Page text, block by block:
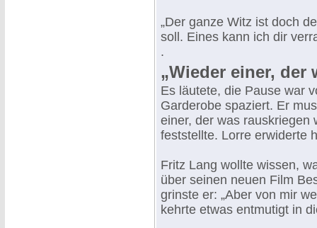
„Der ganze Witz ist doch
soll. Eines kann ich dir
.
„Wieder einer,
Es läutete, die Pause war
Garderobe spaziert. Er
einer, der was rauskriegen
feststellte. Lorre erwiderte
Fritz Lang wollte wissen,
über seinen neuen Film
grinste er: „Aber von mir
kehrte etwas entmutigt in